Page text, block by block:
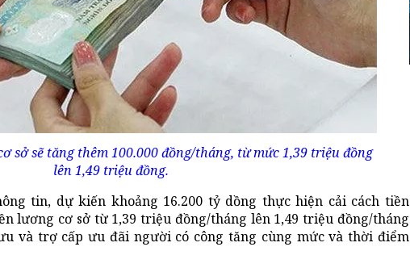
sở sẽ tăng thêm 100.000 đồng/tháng, từ mức 1,39 triệu đồng
lên 1,49 triệu đồng.
tin, dự kiến khoảng 16.200 tỷ dồng thực hiện cải cách tiền
lương cơ sở từ 1,39 triệu đồng/tháng lên 1,49 triệu đồng/tháng
và trợ cấp ưu đãi người có công tăng cùng mức và thời điểm